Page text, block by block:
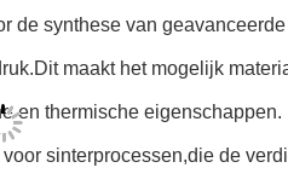
de synthese van
maakt het mogelijk
en thermische eigenschappen.
sinterprocessen,die de